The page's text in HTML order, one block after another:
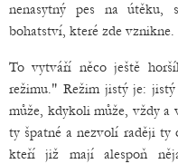
nenasytný pes na útěku,
bohatství, které zde vznikne.
To vytváří něco ještě
režimu." Režim jistý je:
může, kdykoli může, vždy a
ty špatné a nezvolí raději ty
kteří již mají alespoň